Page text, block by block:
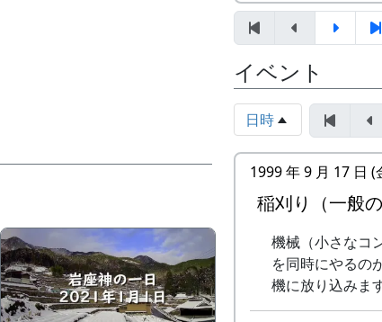
しばらくメンバー
まごかけごはん”や
でき、「音楽やっ
った瞬間でした～
棚田のイネに
「この村に、喰わ
ってやる」って、
そんな村じゃあり
ワンス・アン
ド・フォー
ー
4
僕の中のふ
棚⽥のイネ
6
ふるさと加
⾥へ
イベント
日時
1999 年 9 月 17 日 (
稲刈り（一般
機械（小さなコ
を同時にやるの
機に放り込みます